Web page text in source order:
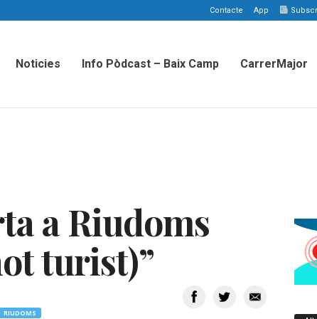
Contacte App
Noticies Info Pòdcast – Baix Camp CarrerMajor
a Riudoms
turist)”
RIUDOMS